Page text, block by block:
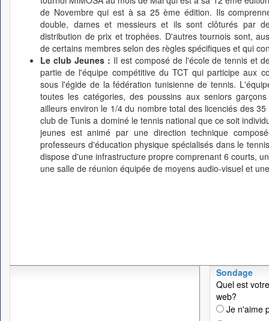
de Novembre qui est à sa 25 ème édition. Ils
double, dames et messieurs et ils sont clôturés par
distribution de prix et trophées. D'autres tournois sont,
de certains membres selon des règles spécifiques et qui
Le club Jeunes : Il est composé de l'école de tennis et
partie de l'équipe compétitive du TCT qui participe aux
sous l'égide de la fédération tunisienne de tennis.
toutes les catégories, des poussins aux seniors
ailleurs environ le 1/4 du nombre total des licenciés des
club de Tunis a dominé le tennis national que ce soit
jeunes est animé par une direction technique
professeurs d'éducation physique spécialisés dans le
dispose d'une infrastructure propre comprenant 6 courts,
une salle de réunion équipée de moyens audio-visuel et
Sondage
Quel est
web?
Je n'aime